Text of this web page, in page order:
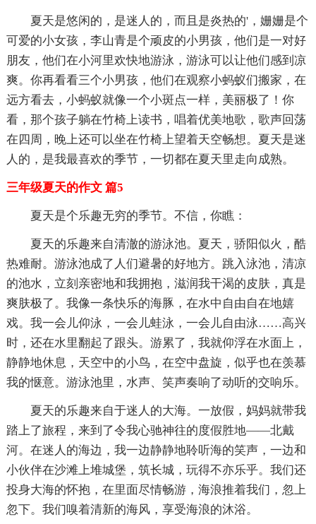
夏天是悠闲的，是迷人的，而且是炎热的'，姗姗是个
可爱的小女孩，李山青是个顽皮的小男孩，他们是一对好
朋友，他们在小河里欢快地游泳，游泳可以让他们感到凉
爽。你再看看三个小男孩，他们在观察小蚂蚁们搬家，在
远方看去，小蚂蚁就像一个小斑点一样，美丽极了！你
看，那个孩子躺在竹椅上读书，唱着优美地歌，歌声回荡
在四周，晚上还可以坐在竹椅上望着天空畅想。夏天是迷
人的，是我最喜欢的季节，一切都在夏天里走向成熟。
三年级夏天的作文 篇5
夏天是个乐趣无穷的季节。不信，你瞧：
夏天的乐趣来自清澈的游泳池。夏天，骄阳似火，酷
热难耐。游泳池成了人们避暑的好地方。跳入泳池，清凉
的池水，立刻亲密地和我拥抱，滋润我干渴的皮肤，真是
爽肤极了。我像一条快乐的海豚，在水中自由自在地嬉
戏。我一会儿仰泳，一会儿蛙泳，一会儿自由泳……高兴
时，还在水里翻起了跟头。游累了，我就仰浮在水面上，
静静地休息，天空中的小鸟，在空中盘旋，似乎也在羡慕
我的惬意。游泳池里，水声、笑声奏响了动听的交响乐。
夏天的乐趣来自于迷人的大海。一放假，妈妈就带我
踏上了旅程，来到了令我心驰神往的度假胜地——北戴
河。在迷人的海边，我一边静静地聆听海的笑声，一边和
小伙伴在沙滩上堆城堡，筑长城，玩得不亦乐乎。我们还
投身大海的怀抱，在里面尽情畅游，海浪推着我们，忽上
忽下。我们嗅着清新的海风，享受海浪的沐浴。